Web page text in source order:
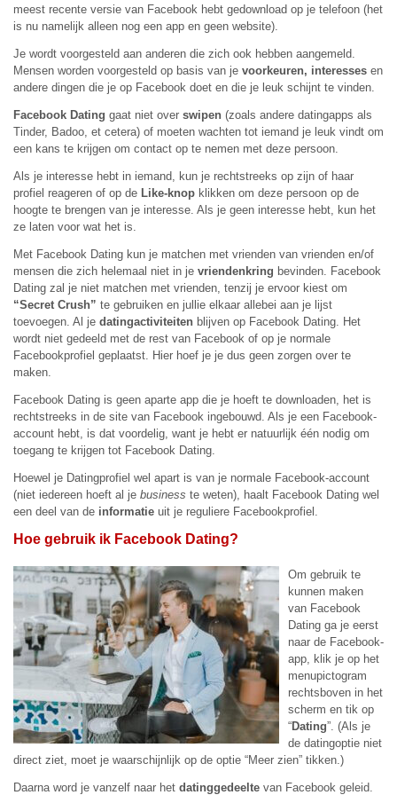
meest recente versie van Facebook hebt gedownload op je telefoon (het
is nu namelijk alleen nog een app en geen website).
Je wordt voorgesteld aan anderen die zich ook hebben aangemeld.
Mensen worden voorgesteld op basis van je voorkeuren, interesses en
andere dingen die je op Facebook doet en die je leuk schijnt te vinden.
Facebook Dating gaat niet over swipen (zoals andere datingapps als
Tinder, Badoo, et cetera) of moeten wachten tot iemand je leuk vindt om
een kans te krijgen om contact op te nemen met deze persoon.
Als je interesse hebt in iemand, kun je rechtstreeks op zijn of haar
profiel reageren of op de Like-knop klikken om deze persoon op de
hoogte te brengen van je interesse. Als je geen interesse hebt, kun het
ze laten voor wat het is.
Met Facebook Dating kun je matchen met vrienden van vrienden en/of
mensen die zich helemaal niet in je vriendenkring bevinden. Facebook
Dating zal je niet matchen met vrienden, tenzij je ervoor kiest om
“Secret Crush” te gebruiken en jullie elkaar allebei aan je lijst
toevoegen. Al je datingactiviteiten blijven op Facebook Dating. Het
wordt niet gedeeld met de rest van Facebook of op je normale
Facebookprofiel geplaatst. Hier hoef je je dus geen zorgen over te
maken.
Facebook Dating is geen aparte app die je hoeft te downloaden, het is
rechtstreeks in de site van Facebook ingebouwd. Als je een Facebook-
account hebt, is dat voordelig, want je hebt er natuurlijk één nodig om
toegang te krijgen tot Facebook Dating.
Hoewel je Datingprofiel wel apart is van je normale Facebook-account
(niet iedereen hoeft al je business te weten), haalt Facebook Dating wel
een deel van de informatie uit je reguliere Facebookprofiel.
Hoe gebruik ik Facebook Dating?
Om gebruik te
kunnen maken
van Facebook
Dating ga je eerst
naar de Facebook-
app, klik je op het
menupictogram
rechtsboven in het
scherm en tik op
“Dating”. (Als je
de datingoptie niet
direct ziet, moet je waarschijnlijk op de optie “Meer zien” tikken.)
Daarna word je vanzelf naar het datinggedeelte van Facebook geleid.